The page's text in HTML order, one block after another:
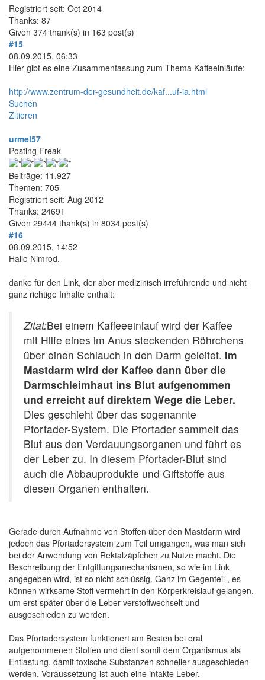
Registriert seit: Oct 2014
Thanks: 87
Given 374 thank(s) in 163 post(s)
#15
08.09.2015, 06:33
Hier gibt es eine Zusammenfassung zum Thema Kaffeeinläufe:
http://www.zentrum-der-gesundheit.de/kaf...uf-ia.html
Suchen
Zitieren
urmel57
Posting Freak
Beiträge: 11.927
Themen: 705
Registriert seit: Aug 2012
Thanks: 24691
Given 29444 thank(s) in 8034 post(s)
#16
08.09.2015, 14:52
Hallo Nimrod,
danke für den Link, der aber medizinisch irreführende und nicht
ganz richtige Inhalte enthält:
Zitat:Bei einem Kaffeeeinlauf wird der Kaffee
mit Hilfe eines im Anus steckenden Röhrchens
über einen Schlauch in den Darm geleitet. Im
Mastdarm wird der Kaffee dann über die
Darmschleimhaut ins Blut aufgenommen
und erreicht auf direktem Wege die Leber.
Dies geschieht über das sogenannte
Pfortader-System. Die Pfortader sammelt das
Blut aus den Verdauungsorganen und führt es
der Leber zu. In diesem Pfortader-Blut sind
auch die Abbauprodukte und Giftstoffe aus
diesen Organen enthalten.
Gerade durch Aufnahme von Stoffen über den Mastdarm wird
jedoch das Pfortadersystem zum Teil umgangen, was man sich
bei der Anwendung von Rektalzäpfchen zu Nutze macht. Die
Beschreibung der Entgiftungsmechanismen, so wie im Link
angegeben wird, ist so nicht schlüssig. Ganz im Gegenteil , es
können wirksame Stoff vermehrt in den Körperkreislauf gelangen,
um erst später über die Leber verstoffwechselt und
ausgeschieden zu werden.
Das Pfortadersystem funktionert am Besten bei oral
aufgenommenen Stoffen und dient somit dem Organismus als
Entlastung, damit toxische Substanzen schneller ausgeschieden
werden. Voraussetzung ist auch eine intakte Leber.